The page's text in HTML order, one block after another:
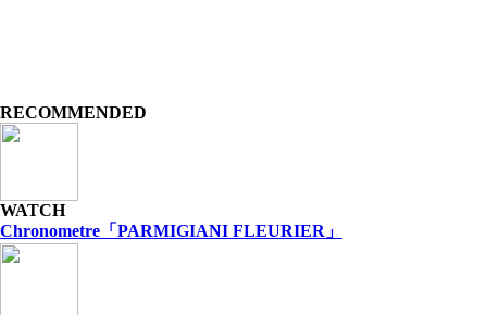
RECOMMENDED
WATCH
Chronometre「PARMIGIANI FLEURIER」